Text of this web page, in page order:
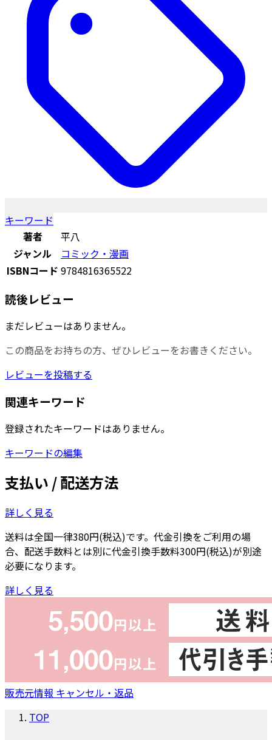
キーワード
著者
平八
ジャンル
コミック・漫画
ISBNコード 9784816365522
読後レビュー
まだレビューはありません。
この商品をお持ちの方、ぜひレビューをお書きください。
レビューを投稿する
関連キーワード
登録されたキーワードはありません。
キーワードの編集
支払い / 配送方法
詳しく見る
送料は全国一律380円(税込)です。代金引換をご利用の場
合、配送手数料とは別に代金引換手数料300円(税込)が別途
必要になります。
詳しく見る
販売元情報 キャンセル・返品
TOP